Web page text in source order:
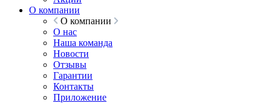
О компании
О компании
О нас
Наша команда
Новости
Отзывы
Гарантии
Контакты
Приложение